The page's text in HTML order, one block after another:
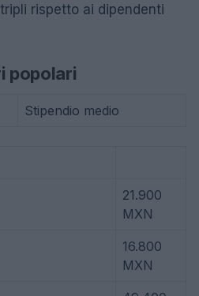
rispetto ai dipendenti
popolari
Stipendio medio
21.900
MXN
16.800
MXN